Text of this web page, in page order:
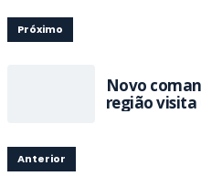
Próximo
Novo
região visita
Anterior